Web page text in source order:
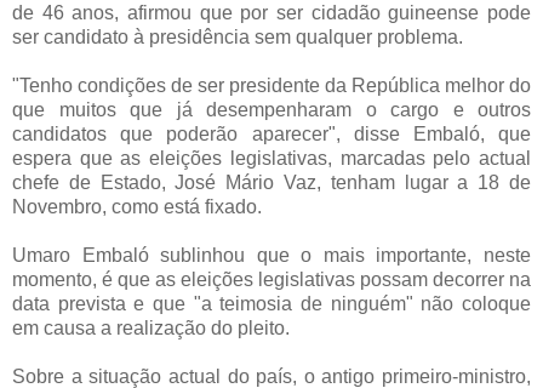
de 46 anos, afirmou que por ser cidadão guineense pode
ser candidato à presidência sem qualquer problema.
"Tenho condições de ser presidente da República melhor do
que muitos que já desempenharam o cargo e outros
candidatos que poderão aparecer", disse Embaló, que
espera que as eleições legislativas, marcadas pelo actual
chefe de Estado, José Mário Vaz, tenham lugar a 18 de
Novembro, como está fixado.
Umaro Embaló sublinhou que o mais importante, neste
momento, é que as eleições legislativas possam decorrer na
data prevista e que "a teimosia de ninguém" não coloque
em causa a realização do pleito.
Sobre a situação actual do país, o antigo primeiro-ministro,